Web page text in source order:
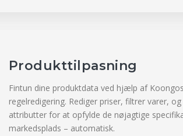
Produkttilpasning
Fintun dine produktdata ved hjælp af Koongos
regelredigering. Rediger priser, filtrer varer,
attributter for at opfylde de nøjagtige
markedsplads – automatisk.